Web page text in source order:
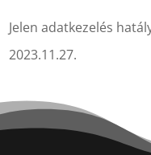
Jelen adatkezelés
2023.11.27.